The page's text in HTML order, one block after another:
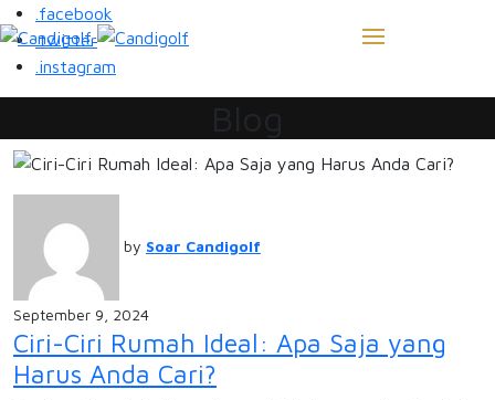
.facebook
.twitter
.instagram
by Soar Candigolf
September 9, 2024
Ciri-Ciri Rumah Ideal: Apa Saja yang
Harus Anda Cari?